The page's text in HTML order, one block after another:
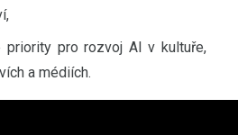
priority pro rozvoj AI v kultuře,
a médiích.